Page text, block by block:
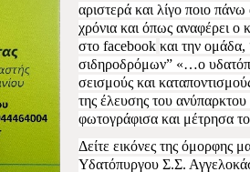
αριστερά και λίγο ποιο
χρόνια και όπως αναφέρει
στο facebook και την ομάδα,
σιδηροδρόμων” «…ο
σεισμούς και
της έλευσης του
φωτογράφισα και μέτρησα
Δείτε εικόνες της όμορφης
Υδατόπυργου Σ.Σ.